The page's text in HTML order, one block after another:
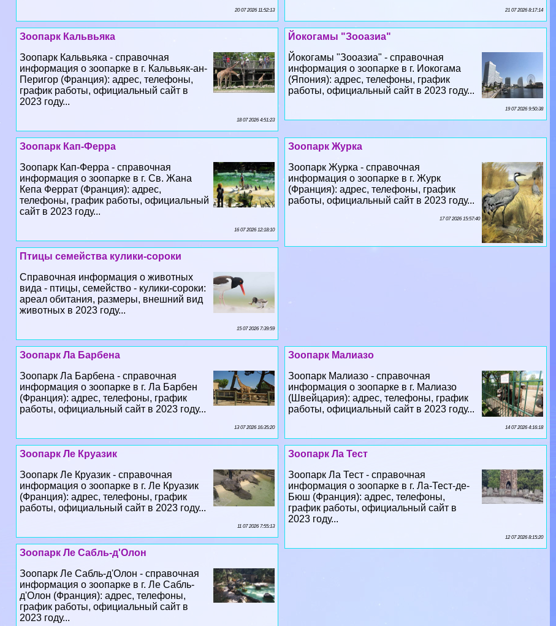
21 07 2026 8:17:14
20 07 2026 11:52:13
Йокогамы "Зооазиа"
Йокогамы "Зооазиа" - справочная
информация о зоопарке в г. Иокогама
(Япония): адрес, телефоны, график
работы, официальный сайт в 2023 году...
19 07 2026 9:50:38
Зоопарк Кальвьяка
Зоопарк Кальвьяка - справочная
информация о зоопарке в г. Кальвьяк-ан-
Перигор (Франция): адрес, телефоны,
график работы, официальный сайт в
2023 году...
18 07 2026 4:51:23
Зоопарк Журка
Зоопарк Журка - справочная
информация о зоопарке в г. Журк
(Франция): адрес, телефоны, график
работы, официальный сайт в 2023 году...
17 07 2026 15:57:40
Зоопарк Кап-Ферра
Зоопарк Кап-Ферра - справочная
информация о зоопарке в г. Св. Жана
Кепа Феррат (Франция): адрес,
телефоны, график работы, официальный
сайт в 2023 году...
16 07 2026 12:18:10
Птицы семейства кулики-сороки
Справочная информация о животных
вида - птицы, семейство - кулики-сороки:
ареал обитания, размеры, внешний вид
животных в 2023 году...
15 07 2026 7:39:59
Зоопарк Малиазо
Зоопарк Малиазо - справочная
информация о зоопарке в г. Малиазо
(Швейцария): адрес, телефоны, график
работы, официальный сайт в 2023 году...
14 07 2026 4:16:18
Зоопарк Ла Барбена
Зоопарк Ла Барбена - справочная
информация о зоопарке в г. Ла Барбен
(Франция): адрес, телефоны, график
работы, официальный сайт в 2023 году...
13 07 2026 16:35:20
Зоопарк Ла Тест
Зоопарк Ла Тест - справочная
информация о зоопарке в г. Ла-Тест-де-
Бюш (Франция): адрес, телефоны,
график работы, официальный сайт в
2023 году...
12 07 2026 8:15:20
Зоопарк Ле Круазик
Зоопарк Ле Круазик - справочная
информация о зоопарке в г. Ле Круазик
(Франция): адрес, телефоны, график
работы, официальный сайт в 2023 году...
11 07 2026 7:55:13
Зоопарк Ле Сабль-д'Олон
Зоопарк Ле Сабль-д'Олон - справочная
информация о зоопарке в г. Ле Сабль-
д'Олон (Франция): адрес, телефоны,
график работы, официальный сайт в
2023 году...